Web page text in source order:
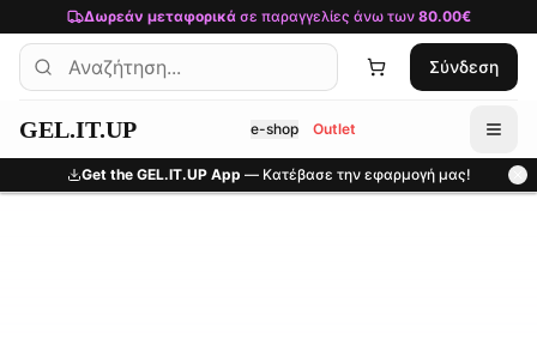
Μετάβαση στο κύριο περιεχόμενο
Δωρεάν μεταφορικάσε παραγγελίες άνω των 80.00€
Σύνδεση
GEL.IT.UP e-shop Outlet
Get the GEL.IT.UP App — Κατέβασε την εφαρμογή μας!